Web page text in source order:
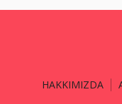
HAKKIMIZDA